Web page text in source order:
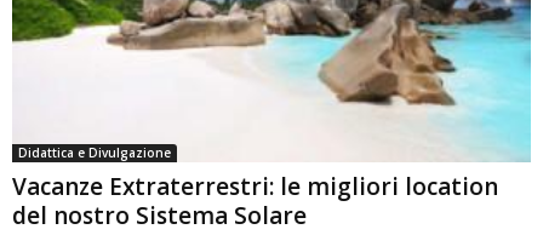
Didattica e Divulgazione
Vacanze Extraterrestri: le migliori location
del nostro Sistema Solare